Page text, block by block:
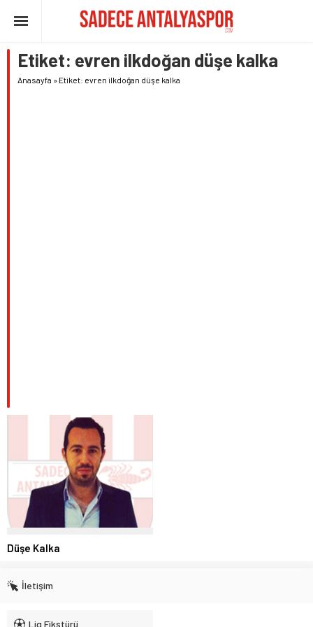
Etiket: evren ilkdoğan düşe kalka
Anasayfa » Etiket: evren ilkdoğan düşe kalka
Düşe Kalka
İletişim
Lig Fikstürü